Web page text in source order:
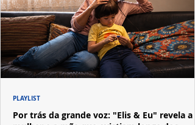
Por trás da grande voz: "Elis & Eu" revela a
PLAYLIST